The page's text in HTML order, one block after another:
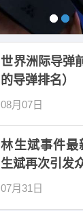
世界洲际导弹
的导弹排名）
08月07日
林生斌事件最
生斌再次引发
07月31日